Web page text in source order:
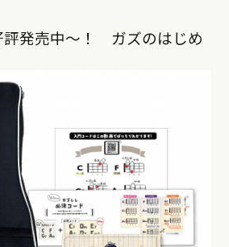
評発売中〜！ ガズのはじめ